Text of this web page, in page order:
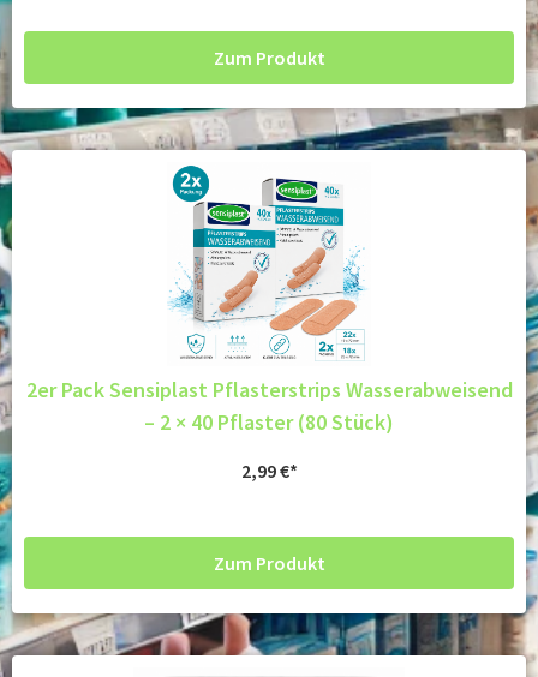
Zum Produkt
2er Pack Sensiplast Pflasterstrips Wasserabweisend
– 2 × 40 Pflaster (80 Stück)
2,99€
Zum Produkt